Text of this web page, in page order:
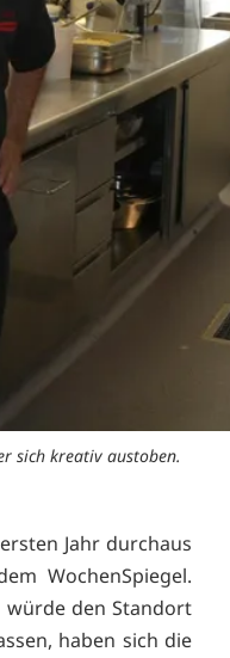
sich kreativ austoben.
Jahr durchaus
WochenSpiegel.
würde den Standort
haben sich die